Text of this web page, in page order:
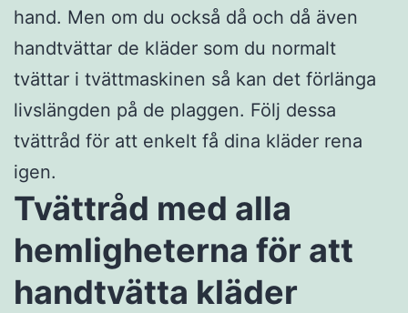
hand. Men om du också då och då även
handtvättar de kläder som du normalt
tvättar i tvättmaskinen så kan det förlänga
livslängden på de plaggen. Följ dessa
tvättråd för att enkelt få dina kläder rena
igen.
Tvättråd med alla
hemligheterna för att
handtvätta kläder